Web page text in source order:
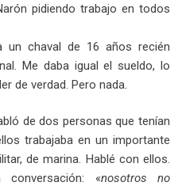
pidiendo trabajo en todos
un chaval de 16 años recién
Me daba igual el sueldo, lo
de verdad. Pero nada.
de dos personas que tenían
trabajaba en un importante
de marina. Hablé con ellos.
conversación: «nosotros no